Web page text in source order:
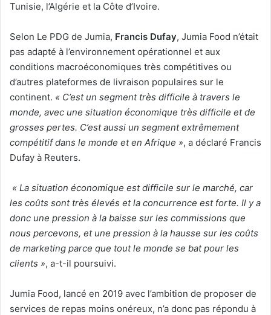
Tunisie, l’Algérie et la Côte d’Ivoire.
Selon Le PDG de Jumia, Francis Dufay, Jumia Food n’était
pas adapté à l’environnement opérationnel et aux
conditions macroéconomiques très compétitives ou
d’autres plateformes de livraison populaires sur le
continent. « C’est un segment très difficile à travers le
monde, avec une situation économique très difficile et de
grosses pertes. C’est aussi un segment extrêmement
compétitif dans le monde et en Afrique », a déclaré Francis
Dufay à Reuters.
« La situation économique est difficile sur le marché, car
les coûts sont très élevés et la concurrence est forte. Il y a
donc une pression à la baisse sur les commissions que
nous percevons, et une pression à la hausse sur les coûts
de marketing parce que tout le monde se bat pour les
clients », a-t-il poursuivi.
Jumia Food, lancé en 2019 avec l’ambition de proposer de
services de repas moins onéreux, n’a donc pas répondu à